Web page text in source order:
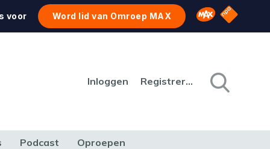
voor Word lid van Omroep MAX Omroep MAX
NPO
Inloggen Registreren
Podcast Oproepen